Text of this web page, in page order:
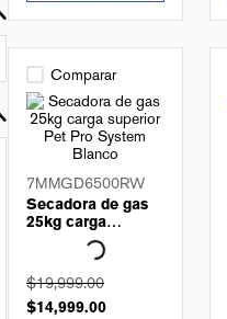
Comparar
7MMGD6500RW
Secadora de gas
25kg carga
superior Pet Pro
System Blanco
$19,999.00
$14,999.00